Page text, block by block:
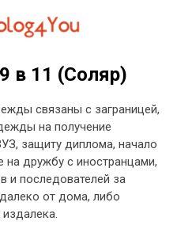
в 11 (Соляр)
связаны с заграницей,
на получение
защиту диплома, начало
на дружбу с иностранцами,
и последователей за
от дома, либо